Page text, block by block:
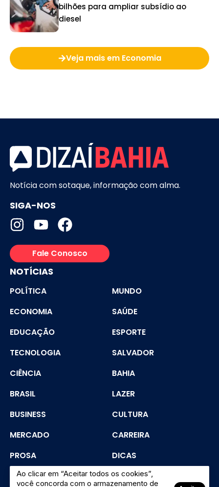
bilhões para ampliar subsídio ao
diesel
Veja mais em Economia
Notícia com sotaque, informação com alma.
SIGA-NOS
Fale Conosco
NOTÍCIAS
POLÍTICA
MUNDO
ECONOMIA
SAÚDE
EDUCAÇÃO
ESPORTE
TECNOLOGIA
SALVADOR
CIÊNCIA
BAHIA
BRASIL
LAZER
BUSINESS
CULTURA
MERCADO
CARREIRA
PROSA
DICAS
SEGURANÇA
Ao clicar em “Aceitar todos os cookies”,
você concorda com o armazenamento de